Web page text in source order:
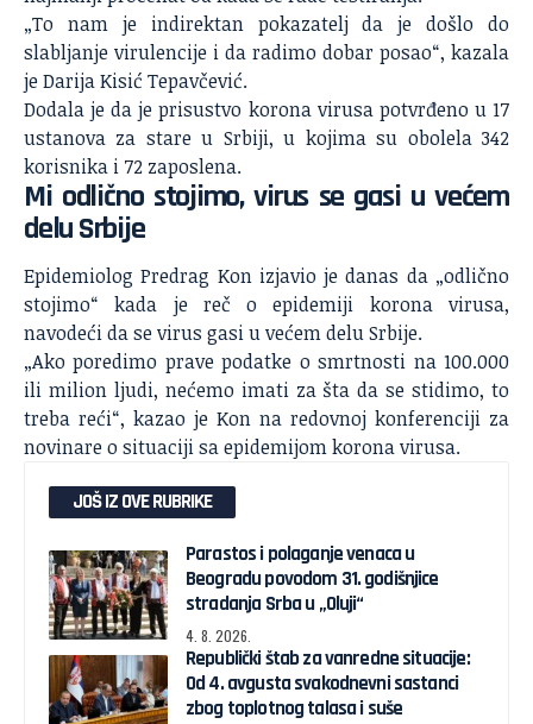
„To nam je indirektan pokazatelj da je došlo do
slabljanje virulencije i da radimo dobar posao“, kazala
je Darija Kisić Tepavčević.
Dodala je da je prisustvo korona virusa potvrđeno u 17
ustanova za stare u Srbiji, u kojima su obolela 342
korisnika i 72 zaposlena.
Mi odlično stojimo, virus se gasi u većem
delu Srbije
Epidemiolog Predrag Kon izjavio je danas da „odlično
stojimo“ kada je reč o epidemiji korona virusa,
navodeći da se virus gasi u većem delu Srbije.
„Ako poredimo prave podatke o smrtnosti na 100.000
ili milion ljudi, nećemo imati za šta da se stidimo, to
treba reći“, kazao je Kon na redovnoj konferenciji za
novinare o situaciji sa epidemijom korona virusa.
JOŠ IZ OVE RUBRIKE
Parastos i polaganje venaca u
Beogradu povodom 31. godišnjice
stradanja Srba u „Oluji“
4. 8. 2026.
Republički štab za vanredne situacije:
Od 4. avgusta svakodnevni sastanci
zbog toplotnog talasa i suše